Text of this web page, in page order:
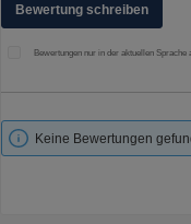
Bewertung schreiben
Bewertungen nur in der aktuellen Sprache
Keine Bewertungen